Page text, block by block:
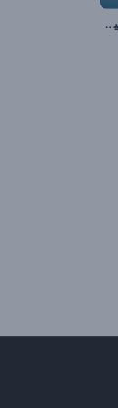
تجسيد بصري مائي للموسيقى